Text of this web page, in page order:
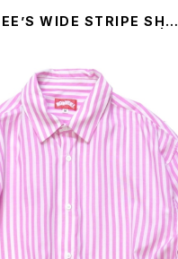
WIDE STRIPE SHIR